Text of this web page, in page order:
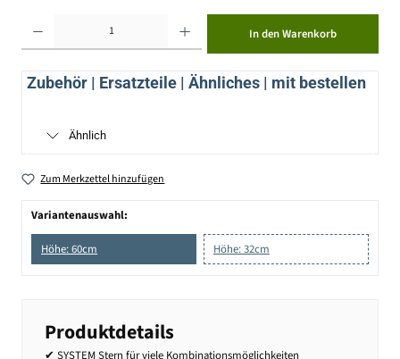
In den Warenkorb
Zubehör | Ersatzteile | Ähnliches | mit bestellen
Ähnlich
Zum Merkzettel hinzufügen
Variantenauswahl:
Höhe: 60cm Höhe: 32cm
Produktdetails
✔ SYSTEM Stern für viele Kombinationsmöglichkeiten